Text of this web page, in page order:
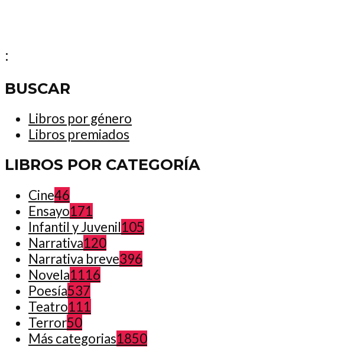
:
BUSCAR
Libros por género
Libros premiados
LIBROS POR CATEGORÍA
Cine46
Ensayo171
Infantil y Juvenil105
Narrativa120
Narrativa breve396
Novela1116
Poesía537
Teatro111
Terror50
Más categorias1850